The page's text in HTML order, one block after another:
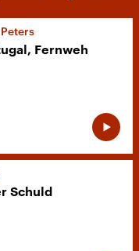
Fernweh
Schuld